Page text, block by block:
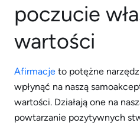
poczucie
wartości
Afirmacje to potężne
wpłynąć na naszą
wartości. Działają one na
powtarzanie pozytywnych